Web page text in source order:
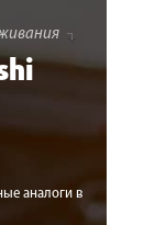
аналоги в